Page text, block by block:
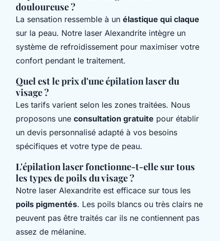
douloureuse ?
La sensation ressemble à un élastique qui claque
sur la peau. Notre laser Alexandrite intègre un
système de refroidissement pour maximiser votre
confort pendant le traitement.
Quel est le prix d'une épilation laser du
visage ?
Les tarifs varient selon les zones traitées. Nous
proposons une consultation gratuite pour établir
un devis personnalisé adapté à vos besoins
spécifiques et votre type de peau.
L'épilation laser fonctionne-t-elle sur tous
les types de poils du visage ?
Notre laser Alexandrite est efficace sur tous les
poils pigmentés. Les poils blancs ou très clairs ne
peuvent pas être traités car ils ne contiennent pas
assez de mélanine.